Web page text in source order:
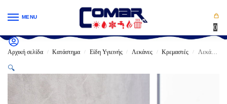
MENU
0
Αρχική σελίδα / Κατάστημα / Είδη Υγιεινής / Λεκάνες / Κρεμαστές / Λεκάνη κρεμαστή TEMA ELEGANT RIM-OFF Κρεμαστή μαζί με το κάλυμμα (EG321)
🔍